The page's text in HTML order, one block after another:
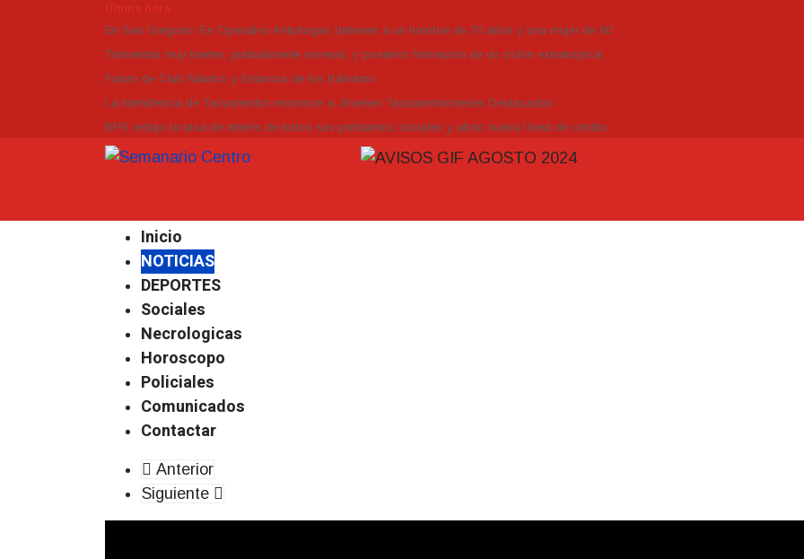
En San Gregorio: En Operativo Antidrogas detienen a un hombre de 70 años y una mujer de 60
Tormentas muy fuertes, puntualmente severas, y posterior formación de un ciclón extratropical
Futuro de Club Náutico y Estancia de los Bálsamo
La Intendencia de Tacuarembó reconoce a Jóvenes Tacuaremboneses Destacados
BPS redujo la tasa de interés de todos sus préstamos sociales y abrió nueva línea de crédito
Inicio
NOTICIAS
DEPORTES
Sociales
Necrologicas
Horoscopo
Policiales
Comunicados
Contactar
Anterior
Siguiente